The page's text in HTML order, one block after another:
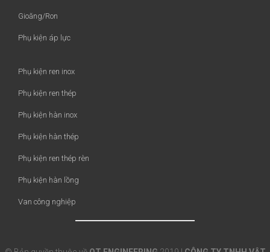
Gioăng/Ron
Phụ kiện áp lực
Phụ kiện ren inox
Phụ kiện ren thép
Phụ kiện hàn inox
Phụ kiện hàn thép
Phụ kiện ren thép rèn
Phụ kiện hàn lồng
Van công nghiệp